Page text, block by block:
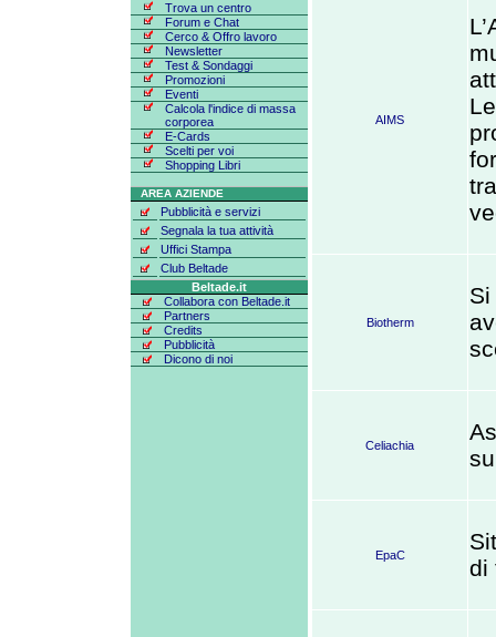
Trova un centro
Forum e Chat
Cerco & Offro lavoro
Newsletter
Test & Sondaggi
Promozioni
Eventi
Calcola l'indice di massa
corporea
E-Cards
Scelti per voi
Shopping Libri
AREA AZIENDE
Pubblicità e servizi
Segnala la tua attività
Uffici Stampa
Club Beltade
Beltade.it
Collabora con Beltade.it
Partners
Credits
Pubblicità
Dicono di noi
AIMS
Biotherm
Celiachia
EpaC
di